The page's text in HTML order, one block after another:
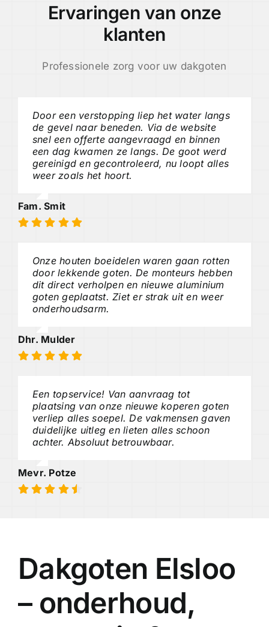
Ervaringen van onze
klanten
Professionele zorg voor uw dakgoten
Door een verstopping liep het water langs
de gevel naar beneden. Via de website
snel een offerte aangevraagd en binnen
een dag kwamen ze langs. De goot werd
gereinigd en gecontroleerd, nu loopt alles
weer zoals het hoort.
Fam. Smit
Onze houten boeidelen waren gaan rotten
door lekkende goten. De monteurs hebben
dit direct verholpen en nieuwe aluminium
goten geplaatst. Ziet er strak uit en weer
onderhoudsarm.
Dhr. Mulder
Een topservice! Van aanvraag tot
plaatsing van onze nieuwe koperen goten
verliep alles soepel. De vakmensen gaven
duidelijke uitleg en lieten alles schoon
achter. Absoluut betrouwbaar.
Mevr. Potze
Dakgoten Elsloo
– onderhoud,